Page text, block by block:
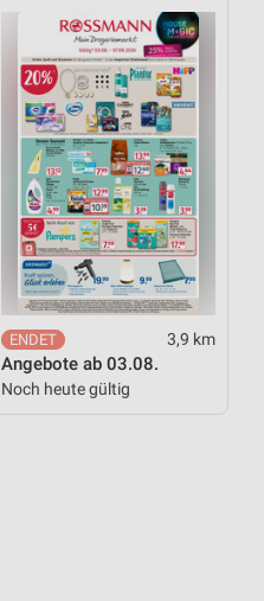
3,9 km
Angebote ab 03.08.
Noch heute gültig